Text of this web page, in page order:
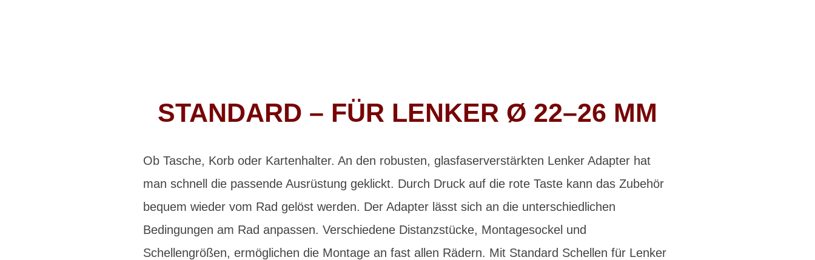
STANDARD – FÜR LENKER Ø 22–26 MM
Ob Tasche, Korb oder Kartenhalter. An den robusten, glasfaserverstärkten Lenker Adapter hat
man schnell die passende Ausrüstung geklickt. Durch Druck auf die rote Taste kann das Zubehör
bequem wieder vom Rad gelöst werden. Der Adapter lässt sich an die unterschiedlichen
Bedingungen am Rad anpassen. Verschiedene Distanzstücke, Montagesockel und
Schellengrößen, ermöglichen die Montage an fast allen Rädern. Mit Standard Schellen für Lenker